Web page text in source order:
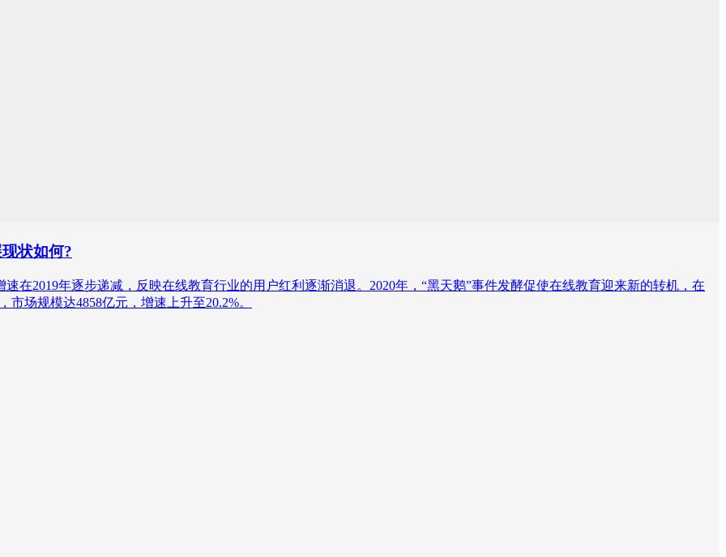
状如何?
速在2019年逐步递减，反映在线教育行业的用户红利逐渐消退。2020年，“黑天鹅”事件发酵促使在线教育迎来新的转机，在
场规模达4858亿元，增速上升至20.2%。